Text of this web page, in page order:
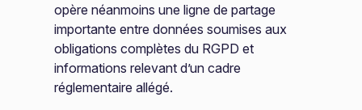
opère néanmoins une ligne de partage
importante entre données soumises aux
obligations complètes du RGPD et
informations relevant d’un cadre
réglementaire allégé.